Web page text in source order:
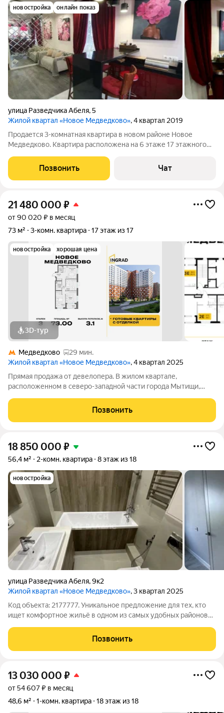
новостройка онлайн показ
улица Разведчика Абеля,5
Жилой квартал «Новое Медведково», 4 квартал 2019
Продается 3-комнатная квартира в новом районе Новое
Медведково. Квартира расположена на 6 этаже 17 этажного
просторная квартира с большим коридором, 3 изолированные
комнаты, дизайнерский
Позвонить Чат
21 480 000 ₽
от 90 020 ₽ в месяц
73 м²
3-комн. квартира 17 этаж из 17
новостройка хорошая цена
3D-тур
Медведково
29 мин.
Жилой квартал «Новое Медведково», 4 квартал 2025
Прямая продажа от девелопера. В жилом квартале,
расположенном в северо-западной части города Мытищи,
отделки. Квартира расположена на 17 этаже 17-этажного дома,
корпус 35, в жилом квартале
Позвонить
18 850 000 ₽
56,4 м² 2-комн. квартира 8 этаж из 18
новостройка
улица Разведчика Абеля,9к2
Жилой квартал «Новое Медведково», 3 квартал 2025
Код объекта: 2177777. Уникальное предложение для тех, кто
ищет комфортное жильё в одном из самых удобных районов
площадью 54,6 кв. м. Дом построен в 2025 году из
монолитного материала, что
Позвонить
13 030 000 ₽
от 54 607 ₽ в месяц
48,6 м²
1-комн. квартира 18 этаж из 18